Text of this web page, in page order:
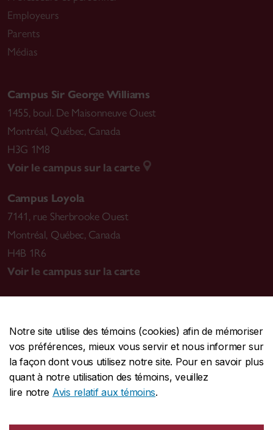
Notre site utilise des témoins (cookies) afin de mémoriser
vos préférences, mieux vous servir et nous informer sur
la façon dont vous utilisez notre site. Pour en savoir plus
quant à notre utilisation des témoins, veuillez
lire notre Avis relatif aux témoins.
Employeurs
Parents
Médias
Campus Sir George Williams
1455, boul. De Maisonneuve Ouest
Montréal, Québec, Canada
H3G 1M8
Voir le campus sur la carte
Campus Loyola
7141, rue Sherbrooke Ouest
Montréal, Québec, Canada
H4B 1R6
Voir le campus sur la carte
CENTRALE514-848-2424
URGENCE514-848-3717
Protection et prévention | Accessibilité | Confidentialité
Conditions d'utilisation |